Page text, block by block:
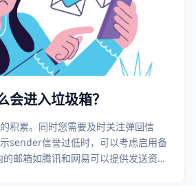
会进入垃圾箱？
积累。同时您需要及时关注弹回信
sender信誉过低时，可以考虑启用备
邮箱如腾讯和网易可以提供发送资源